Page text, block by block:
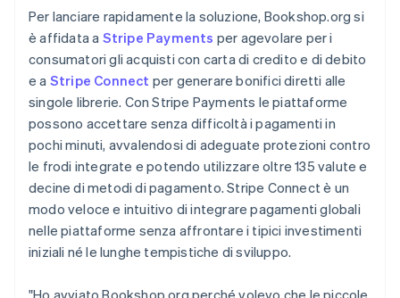
Per lanciare rapidamente la soluzione, Bookshop.org si
è affidata a Stripe Payments per agevolare per i
consumatori gli acquisti con carta di credito e di debito
e a Stripe Connect per generare bonifici diretti alle
singole librerie. Con Stripe Payments le piattaforme
possono accettare senza difficoltà i pagamenti in
pochi minuti, avvalendosi di adeguate protezioni contro
le frodi integrate e potendo utilizzare oltre 135 valute e
decine di metodi di pagamento. Stripe Connect è un
modo veloce e intuitivo di integrare pagamenti globali
nelle piattaforme senza affrontare i tipici investimenti
iniziali né le lunghe tempistiche di sviluppo.
"Ho avviato Bookshop.org perché volevo che le piccole